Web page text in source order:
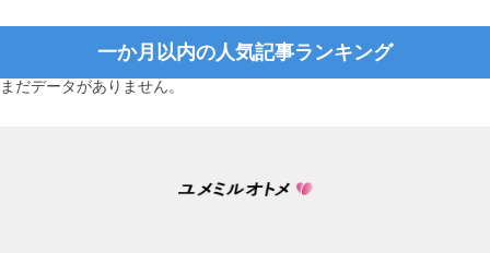
一か月以内の人気記事ランキング
まだデータがありません。